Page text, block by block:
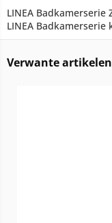
LINEA
LINEA Badkamerserie
Verwante artikelen